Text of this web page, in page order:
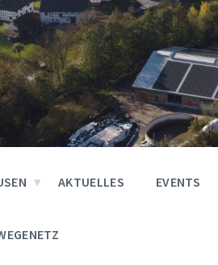
AKTUELLES EVENTS